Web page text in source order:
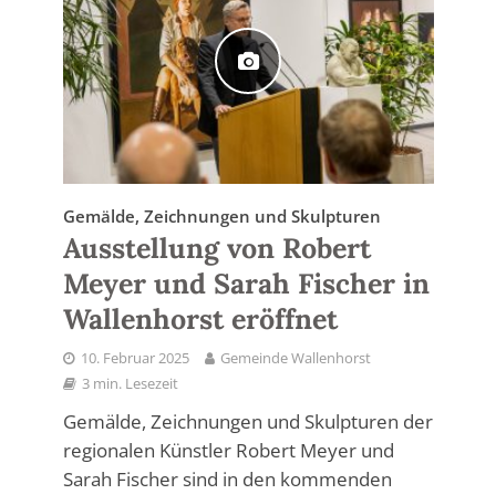
Gemälde, Zeichnungen und Skulpturen
Ausstellung von Robert
Meyer und Sarah Fischer in
Wallenhorst eröffnet
10. Februar 2025
Gemeinde Wallenhorst
3 min. Lesezeit
Gemälde, Zeichnungen und Skulpturen der
regionalen Künstler Robert Meyer und
Sarah Fischer sind in den kommenden